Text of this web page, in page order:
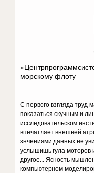
морскому флоту
С первого взгляда труд
показаться скучным и
исследовательском
впечатляет внешней
знчениями данных не
услышишь гула моторов
другое... Ясность
компьютерном